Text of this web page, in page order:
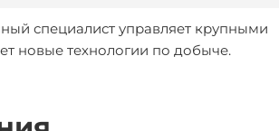
специалист управляет крупными
новые технологии по добыче.